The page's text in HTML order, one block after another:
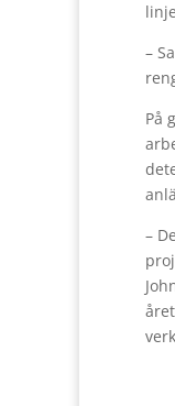
–
På
–